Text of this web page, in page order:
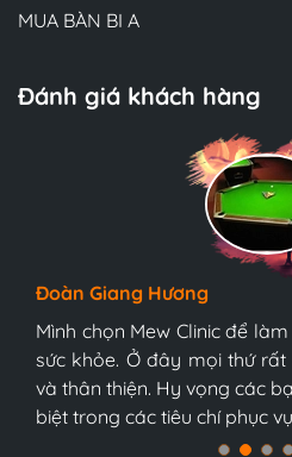
MUA BÀN BI A
Đánh giá khách hàng
Đội ngũ bác sĩ tại Mew
tận tình. Chúc Mew Clinic
nữa và sớm trở thành
Nam, tôi tin chắc điều đó.
Đoàn Giang Hương
Mình chọn Mew Clinic để
sức khỏe. Ở đây mọi thứ rất
và thân thiện. Hy vọng các
biệt trong các tiêu chí phục
Ngọc Anh
Mình chọn Mew Clinic để
sức khỏe. Ở đây mọi thứ rất
và thân thiện. Hy vọng các
biệt trong các tiêu chí phục
bàn bi-a tonardo s5 9017
bàn bi-a tonardo s5